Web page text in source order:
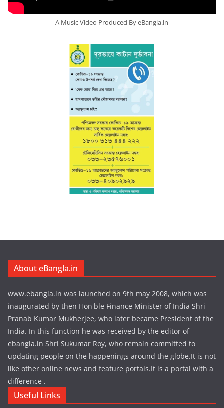
A Music Video Produced By eBangla.in
About eBangla.in
www.ebangla.in was launched on 9th may 2008, which was
inaugurated by then Hon'ble Finance Minister of India Shri
Pranab Kumar Mukherjee, who later became President of the
India. In this function he was received by the editor of
ebangla.in Shri Sukumar Roy, who remain committed to
updating people on the happenings around the globe.It is not
like other online news and feature portals.It is a portal with a
difference .
Useful Links